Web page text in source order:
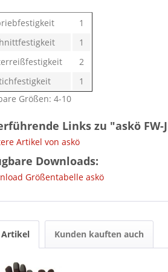
1
1
2
1
Größen: 4-10
Links zu "askö FW-
Artikel von askö
Downloads:
Größentabelle askö
Artikel Kunden kauften auch